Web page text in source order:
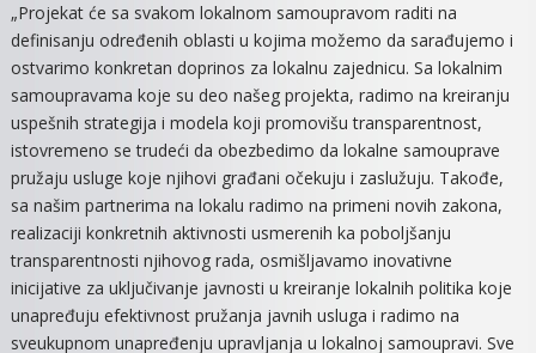
„Projekat će sa svakom lokalnom samoupravom raditi na
definisanju određenih oblasti u kojima možemo da sarađujemo i
ostvarimo konkretan doprinos za lokalnu zajednicu. Sa lokalnim
samoupravama koje su deo našeg projekta, radimo na kreiranju
uspešnih strategija i modela koji promovišu transparentnost,
istovremeno se trudeći da obezbedimo da lokalne samouprave
pružaju usluge koje njihovi građani očekuju i zaslužuju. Takođe,
sa našim partnerima na lokalu radimo na primeni novih zakona,
realizaciji konkretnih aktivnosti usmerenih ka poboljšanju
transparentnosti njihovog rada, osmišljavamo inovativne
inicijative za uključivanje javnosti u kreiranje lokalnih politika koje
unapređuju efektivnost pružanja javnih usluga i radimo na
sveukupnom unapređenju upravljanja u lokalnoj samoupravi. Sve